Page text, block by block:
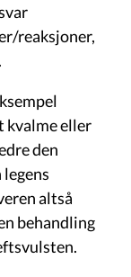
reaksjoner,
kvalme eller
den
altså
behandling